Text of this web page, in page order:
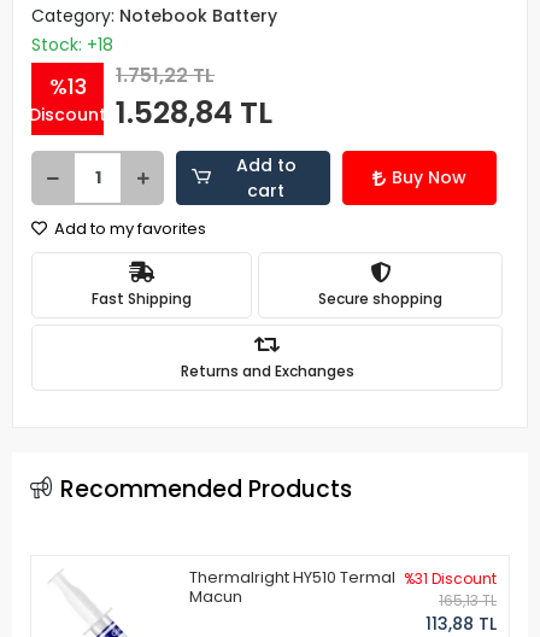
Category: Notebook Battery
Stock: +18
%13
Discount
1.751,22 TL
1.528,84 TL
Add to
cart
Buy Now
Add to my favorites
Fast Shipping Secure shopping
Returns and Exchanges
Recommended Products
Thermalright HY510 Termal
Macun
%31 Discount
165,13 TL
113,88 TL